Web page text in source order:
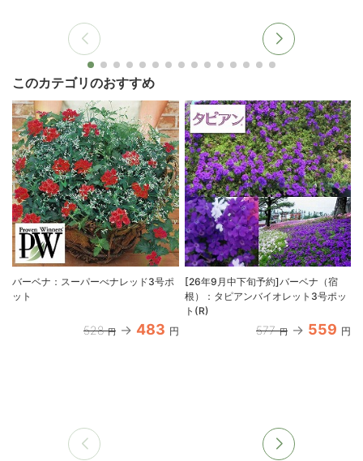
このカテゴリのおすすめ
バーベナ：スーパーべナレッド3号ポ
ット
528 円 483 円
[26年9月中下旬予約]バーベナ（宿
根）：タピアンバイオレット3号ポッ
ト(R)
577 円 559 円